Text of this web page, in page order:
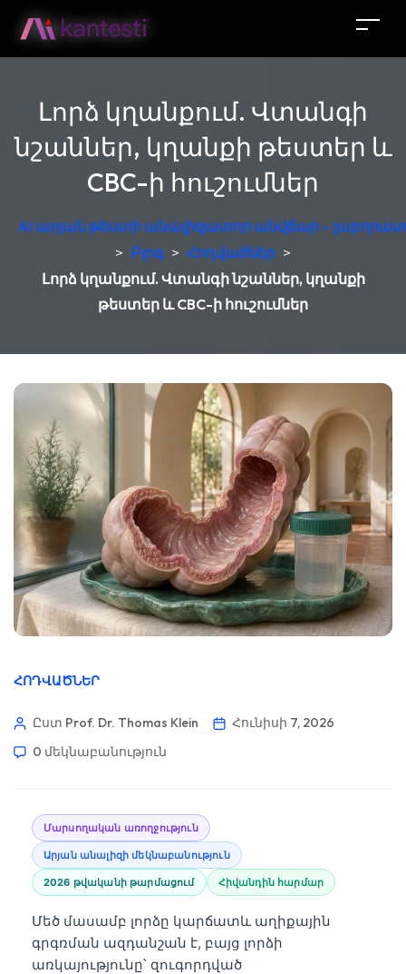
Լորձ կղանքում. Վտանգի
նշաններ, կղանքի թեստեր և
CBC-ի հուշումներ
AI արյան թեստի անալիզատոր անվճար –
> Բլոգ > Հոդվածներ >
Լորձ կղանքում. Վտանգի նշաններ, կղանքի
թեստեր և CBC-ի հուշումներ
ՀՈԴՎԱԾՆԵՐ
Ըստ Prof. Dr. Thomas Klein
Հունիսի 7, 2026
0 մեկնաբանություն
Մարսողական առողջություն
Արյան անալիզի մեկնաբանություն
2026 թվականի թարմացում Հիվանդին հարմար
Մեծ մասամբ լորձը կարճատև աղիքային
գրգռման ազդանշան է, բայց լորձի
առկայությունը՝ զուգորդված